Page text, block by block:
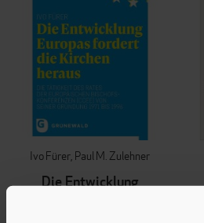
Ivo Fürer Paul M. Zulehner
Die Entwicklung